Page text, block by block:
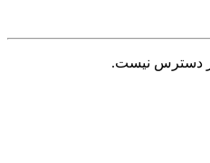
دسترس نیست.